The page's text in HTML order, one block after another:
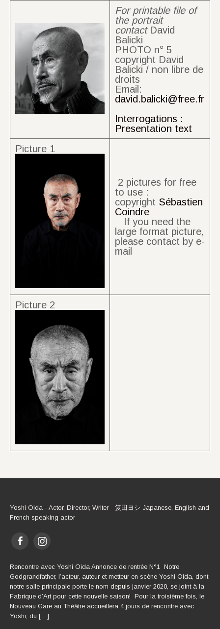
For printable file of
the portrait
contact David
Balicki
PHOTO n° 5
copyright David
Balicki / non libre de
droits
Email:
david.balicki@free.fr
Interrogations :
Presentation text
Picture 1
2 pictures for free
to use :
copyright Sébastien
Coindre
If you need the
large format picture,
please contact by e-
mail
Picture 2
Yoshi Oida - Actor, Director, Writer 笈田ヨシ Japanese, English and
French speaking actor
Rencontre avec Yoshi Oida Annonce de rentrée N°1 Notre
Godgrandfather, l’acteur, auteur et metteur en scène Yoshi Oida, dont
notre salle principale porte le nom depuis janvier 2020, se joint à la
Fabrique d’Art pour cette nouvelle saison! Pour la troisième fois, le
Nouveau Gare au Théâtre accueillera 4 jours de rencontre avec
Yoshi, du […]